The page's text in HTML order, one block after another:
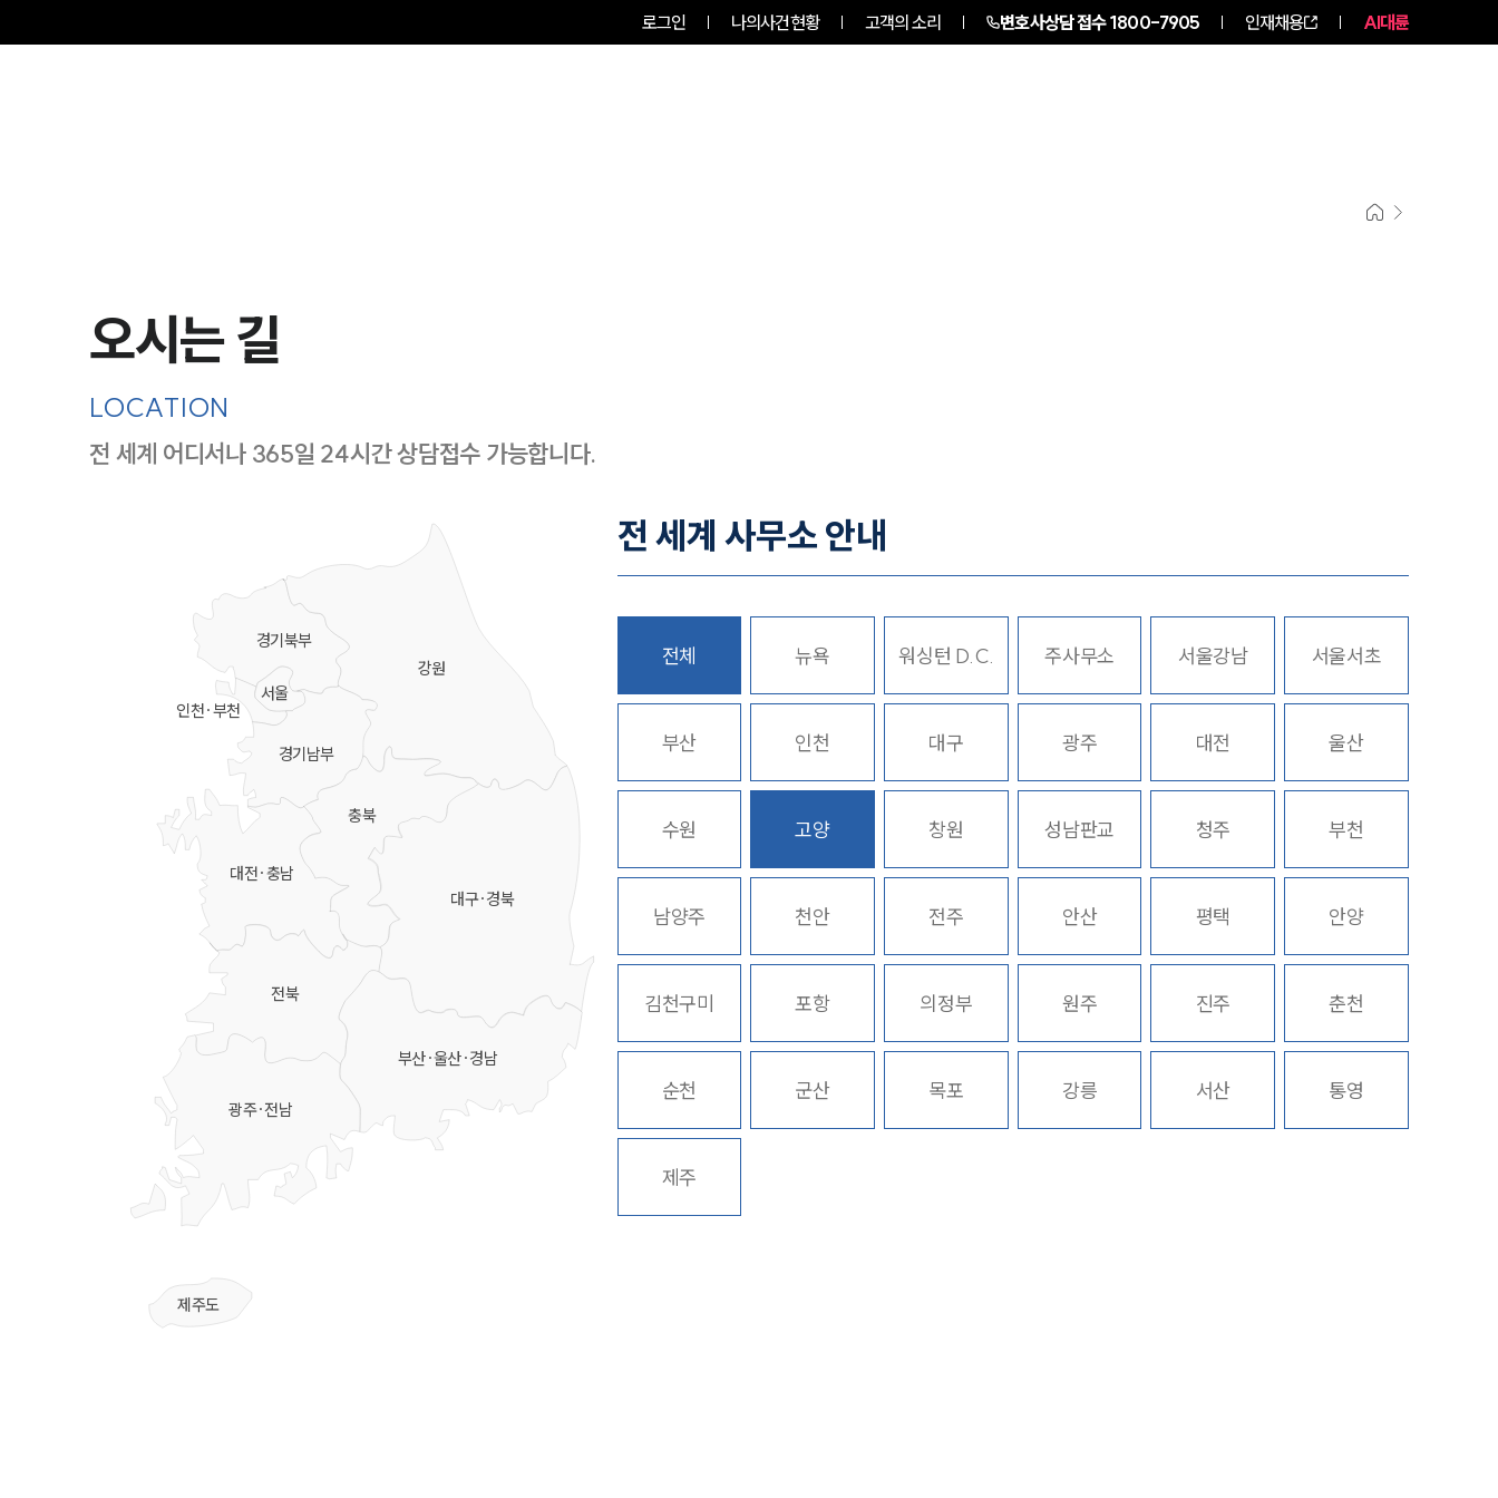
로그인 나의사건현황 고객의 소리 변호사상담 접수1800-7905 인재채용 AI대륜
주요 업무사례
사례분석/최신동향
법률정보
법률지식인
고객후기
업무분야
회계감리그룹 업무
전체
구성원 소개
회계감리전문변호사
오시는 길
LOCATION
전 세계 어디서나 365일 24시간 상담접수 가능합니다.
강원
충북
대전·충남
대구·경북
부산·울산·경남
전북
광주·전남
제주도
경기북부
경기남부
서울
인천·부천
전 세계 사무소 안내
전체 뉴욕 워싱턴 D.C. 주사무소 서울강남 서울서초
부산 인천 대구 광주 대전 울산
수원 고양 창원 성남판교 청주 부천
남양주 천안 전주 안산 평택 안양
김천구미 포항 의정부 원주 진주 춘천
순천 군산 목포 강릉 서산 통영
제주